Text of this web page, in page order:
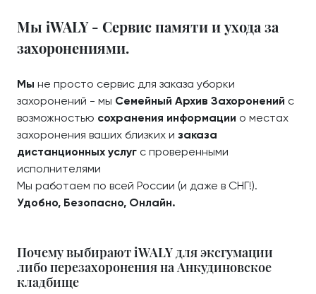
Мы iWALY - Сервис памяти и ухода за
захоронениями.
Мы не просто сервис для заказа уборки
захоронений - мы Семейный Архив Захоронений с
возможностью сохранения информации о местах
захоронения ваших близких и заказа
дистанционных услуг с проверенными
исполнителями
Мы работаем по всей России (и даже в СНГ!).
Удобно, Безопасно, Онлайн.
Почему выбирают iWALY для эксгумации
либо перезахоронения на Анкудиновское
кладбище